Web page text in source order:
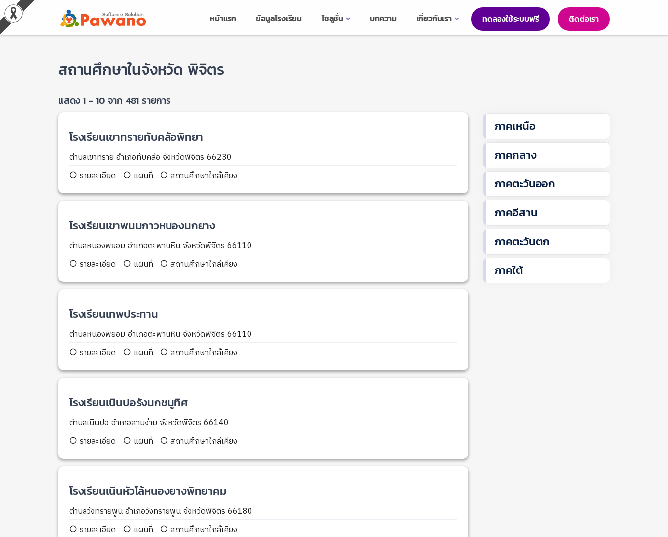
หน้าแรก ข้อมูลโรงเรียน โซลูชั่น บทความ เกี่ยวกับเรา ทดลองใช้ระบบฟรี ติดต่อเรา
สถานศึกษาในจังหวัด พิจิตร
แสดง 1 - 10 จาก 481 รายการ
โรงเรียนเขาทรายทับคล้อพิทยา
ตำบลเขาทราย อำเภอทับคล้อ จังหวัดพิจิตร 66230
รายละเอียด
แผนที่ สถานศึกษาใกล้เคียง
โรงเรียนเขาพนมกาวหนองนกยาง
ตำบลหนองพยอม อำเภอตะพานหิน จังหวัดพิจิตร 66110
รายละเอียด
แผนที่ สถานศึกษาใกล้เคียง
โรงเรียนเทพประทาน
ตำบลหนองพยอม อำเภอตะพานหิน จังหวัดพิจิตร 66110
รายละเอียด
แผนที่ สถานศึกษาใกล้เคียง
โรงเรียนเนินปอรังนกชนูทิศ
ตำบลเนินปอ อำเภอสามง่าม จังหวัดพิจิตร 66140
รายละเอียด
แผนที่ สถานศึกษาใกล้เคียง
โรงเรียนเนินหัวโล้หนองยางพิทยาคม
ตำบลวังทรายพูน อำเภอวังทรายพูน จังหวัดพิจิตร 66180
รายละเอียด
แผนที่ สถานศึกษาใกล้เคียง
ภาคเหนือ
ภาคกลาง
ภาคตะวันออก
ภาคอีสาน
ภาคตะวันตก
ภาคใต้